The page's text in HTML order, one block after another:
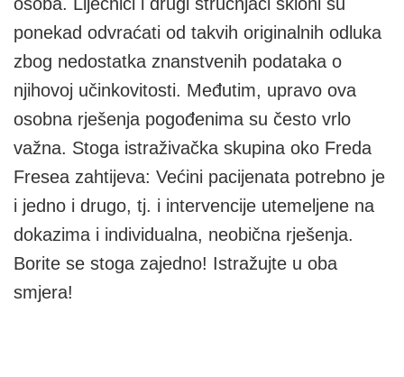
ponekad odvraćati od takvih originalnih odluka
zbog nedostatka znanstvenih podataka o
njihovoj učinkovitosti. Međutim, upravo ova
osobna rješenja pogođenima su često vrlo
važna. Stoga istraživačka skupina oko Freda
Fresea zahtijeva: Većini pacijenata potrebno je
i jedno i drugo, tj. i intervencije utemeljene na
dokazima i individualna, neobična rješenja.
Borite se stoga zajedno! Istražujte u oba
smjera!